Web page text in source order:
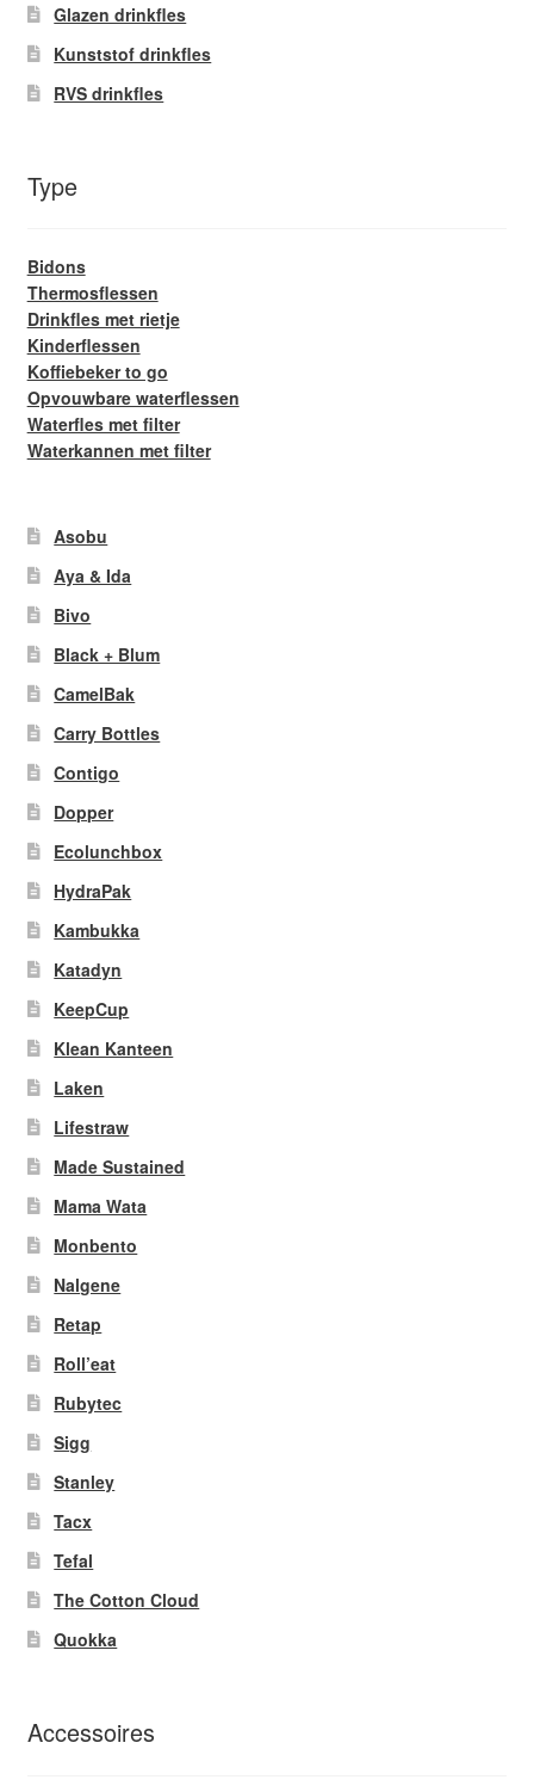
Glazen drinkfles
Kunststof drinkfles
RVS drinkfles
Type
Bidons
Thermosflessen
Drinkfles met rietje
Kinderflessen
Koffiebeker to go
Opvouwbare waterflessen
Waterfles met filter
Waterkannen met filter
Asobu
Aya & Ida
Bivo
Black + Blum
CamelBak
Carry Bottles
Contigo
Dopper
Ecolunchbox
HydraPak
Kambukka
Katadyn
KeepCup
Klean Kanteen
Laken
Lifestraw
Made Sustained
Mama Wata
Monbento
Nalgene
Retap
Roll’eat
Rubytec
Sigg
Stanley
Tacx
Tefal
The Cotton Cloud
Quokka
Accessoires